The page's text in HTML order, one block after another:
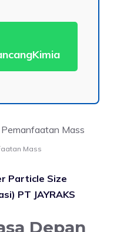
Mass
Particle Size
PT JAYRAKS
Depan